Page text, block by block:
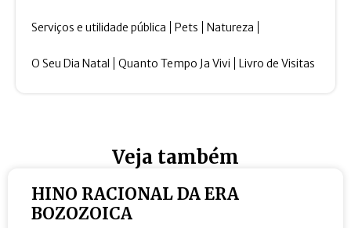
Serviços e utilidade pública Pets Natureza
O Seu Dia Natal Quanto Tempo Ja Vivi Livro de Visitas
Veja também
HINO RACIONAL DA ERA
BOZOZOICA